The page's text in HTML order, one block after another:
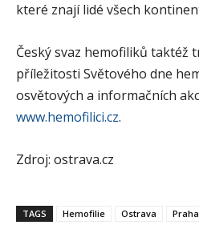
které znají lidé všech
Český svaz hemofiliků taktéž
příležitosti Světového dne
osvětových a informačních
www.hemofilici.cz.
Zdroj: ostrava.cz
TAGS Hemofilie Ostrava Praha